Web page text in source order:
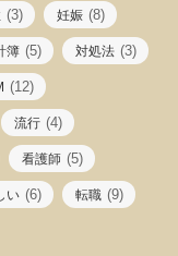
(3) 妊娠 (8)
簿 (5) 対処法 (3)
(12)
流行 (4)
看護師 (5)
い (6) 転職 (9)